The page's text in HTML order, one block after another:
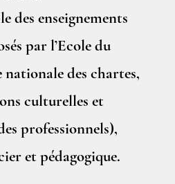
des enseignements
par l’Ecole du
nationale des chartes,
culturelles et
professionnels),
et pédagogique.